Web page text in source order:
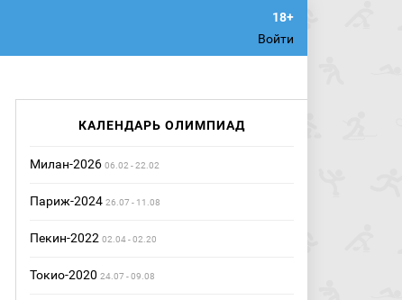
Войти
КАЛЕНДАРЬ ОЛИМПИАД
Милан-2026 06.02 - 22.02
Париж-2024 26.07 - 11.08
Пекин-2022 02.04 - 02.20
Токио-2020 24.07 - 09.08